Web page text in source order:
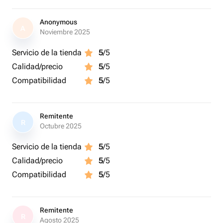
Мастер-класс проводится для лиц старше 18 лет, не
Занятия проходят в группе до 8 человек и
продолжительностью до 3х часов.
A
Anonymous
Noviembre 2025
Servicio de la tienda 5/5
Calidad/precio
5/5
Compatibilidad
5/5
R
Remitente
Octubre 2025
Servicio de la tienda 5/5
Calidad/precio
5/5
Compatibilidad
5/5
Remitente
Agosto 2025